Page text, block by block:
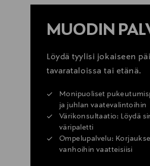
MUODIN
Löydä tyylisi jokaiseen
tavarataloissa tai etänä.
Monipuoliset
ja juhlan vaatevalintoihin
Värikonsultaatio: Löydä
väripaletti
Ompelupalvelu:
vanhoihin vaatteisiisi